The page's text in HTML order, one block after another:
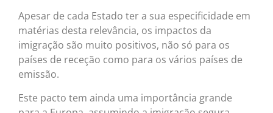
Apesar de cada Estado ter a sua especificidade em
matérias desta relevância, os impactos da
imigração são muito positivos, não só para os
países de receção como para os vários países de
emissão.
Este pacto tem ainda uma importância grande